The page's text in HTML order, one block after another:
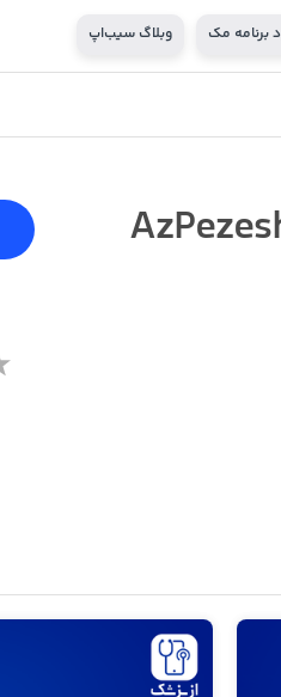
برنامه مک وبلاگ سیب‌اپ